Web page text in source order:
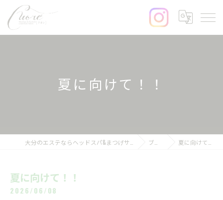
夏に向けて！！
ブログ 夏に向けて！！
夏に向けて！！
2026/06/08